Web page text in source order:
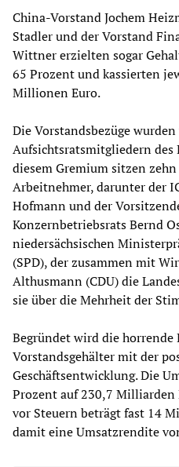
China-Vorstand Jochem
Stadler und der Vorstand
Wittner erzielten sogar
65 Prozent und kassierten
Millionen Euro.
Die Vorstandsbezüge
Aufsichtsratsmitgliedern des
diesem Gremium sitzen
Arbeitnehmer, darunter der
Hofmann und der
Konzernbetriebsrats Bernd
niedersächsischen
(SPD), der zusammen mit
Althusmann (CDU) die
sie über die Mehrheit der
Begründet wird die horrende
Vorstandsgehälter mit der
Geschäftsentwicklung. Die
Prozent auf 230,7 Milliarden
vor Steuern beträgt fast 14
damit eine Umsatzrendite